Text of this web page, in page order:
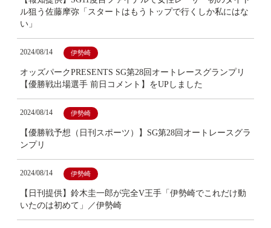
ル狙う佐藤摩弥「スタートはもうトップで行くしか私にはな
い」
2024/08/14 伊勢崎
オッズパークPRESENTS SG第28回オートレースグランプリ
【優勝戦出場選手 前日コメント】をUPしました
2024/08/14 伊勢崎
【優勝戦予想（日刊スポーツ）】SG第28回オートレースグラ
ンプリ
2024/08/14 伊勢崎
【日刊提供】鈴木圭一郎が完全V王手「伊勢崎でこれだけ動
いたのは初めて」／伊勢崎